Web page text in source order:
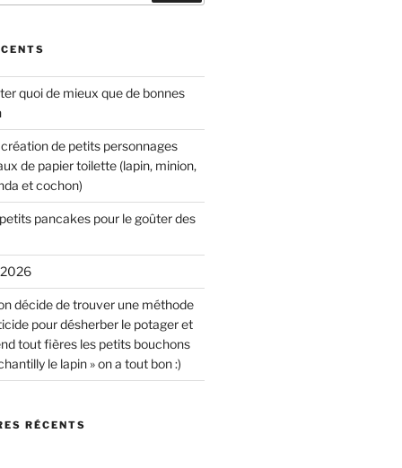
quoi de mieux que de bonnes
de petits personnages
de papier toilette (lapin, minion,
et cochon)
pancakes pour le goûter des
décide de trouver une méthode
pour désherber le potager et
tout fières les petits bouchons
le lapin » on a tout bon :)
RÉCENTS